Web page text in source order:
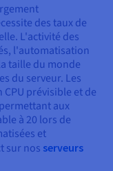
des taux de
L'activité des
l'automatisation
taille du monde
du serveur. Les
prévisible et de
aux
à 20 lors de
et
sur nos serveurs